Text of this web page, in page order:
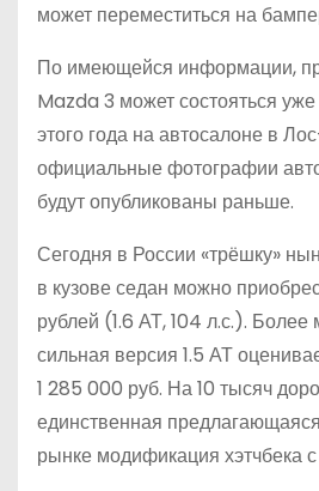
может переместиться на
По имеющейся информации,
Mazda 3 может состояться
этого года на автосалоне в
официальные фотографии
будут опубликованы раньше.
Сегодня в России «трёшку»
в кузове седан можно
рублей (1.6 АТ, 104 л.с.).
сильная версия 1.5 АТ
1 285 000 руб. На 10 тысяч
единственная
рынке модификация хэтчбека